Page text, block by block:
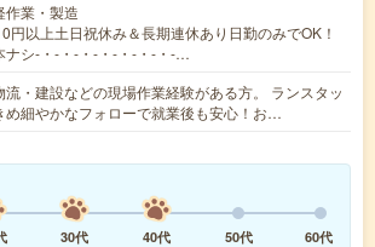
作業・製造
円以上土日祝休み＆長期連休あり日勤のみでOK！
ナシ-・-・-・-・-・-・-・-…
流・建設などの現場作業経験がある方。 ランスタッ
め細やかなフォローで就業後も安心！お…
30代 40代 50代 60代